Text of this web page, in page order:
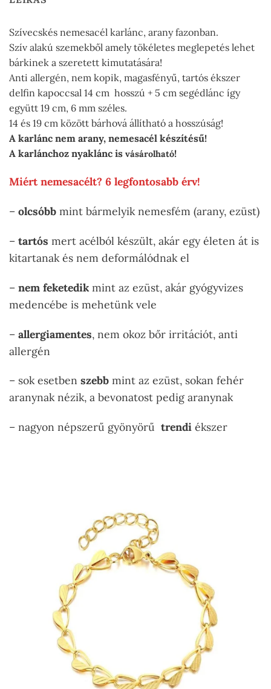
Szívecskés nemesacél karlánc, arany fazonban.
Szív alakú szemekből amely tökéletes meglepetés lehet
bárkinek a szeretett kimutatására!
Anti allergén, nem kopik, magasfényű, tartós ékszer
delfin kapoccsal 14 cm hosszú + 5 cm segédlánc így
együtt 19 cm, 6 mm széles.
14 és 19 cm között bárhová állítható a hosszúság!
A karlánc nem arany, nemesacél készítésű!
A karlánchoz nyaklánc is vásárolható!
Miért nemesacélt? 6 legfontosabb érv!
– olcsóbb mint bármelyik nemesfém (arany, ezüst)
– tartós mert acélból készült, akár egy életen át is
kitartanak és nem deformálódnak el
– nem feketedikmint az ezüst, akár gyógyvizes
medencébe is mehetünk vele
– allergiamentes, nem okoz bőr irritációt, anti
allergén
– sok esetben szebb mint az ezüst, sokan fehér
aranynak nézik, a bevonatost pedig aranynak
– nagyon népszerű gyönyörű trendi ékszer